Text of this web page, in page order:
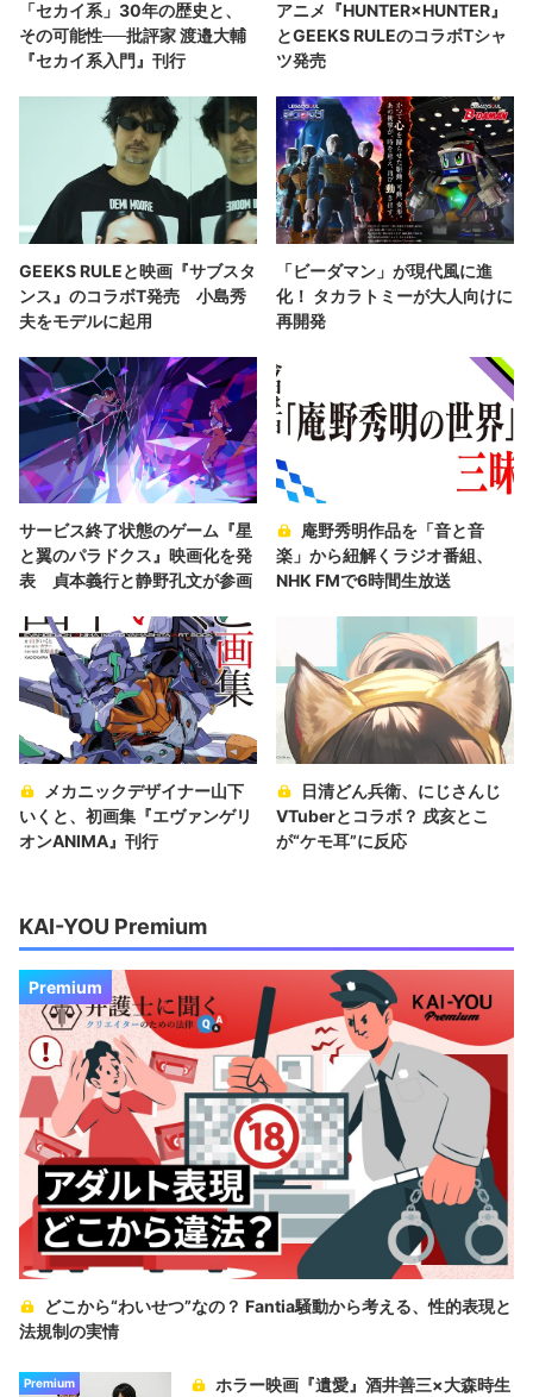
「セカイ系」30年の歴史と、
その可能性──批評家 渡邉大輔
『セカイ系入門』刊行
アニメ『HUNTER×HUNTER』
とGEEKS RULEのコラボTシャ
ツ発売
GEEKS RULEと映画『サブスタ
ンス』のコラボT発売 小島秀
夫をモデルに起用
「ビーダマン」が現代風に進
化！ タカラトミーが大人向けに
再開発
サービス終了状態のゲーム『星
と翼のパラドクス』映画化を発
表 貞本義行と静野孔文が参画
庵野秀明作品を「音と音
楽」から紐解くラジオ番組、
NHK FMで6時間生放送
メカニックデザイナー山下
いくと、初画集『エヴァンゲリ
オンANIMA』刊行
日清どん兵衛、にじさんじ
VTuberとコラボ？ 戌亥とこ
が“ケモ耳”に反応
KAI-YOU Premium
Premium
どこから“わいせつ”なの？ Fantia騒動から考える、性的表現と
法規制の実情
Premium
ホラー映画『遺愛』酒井善三×大森時生